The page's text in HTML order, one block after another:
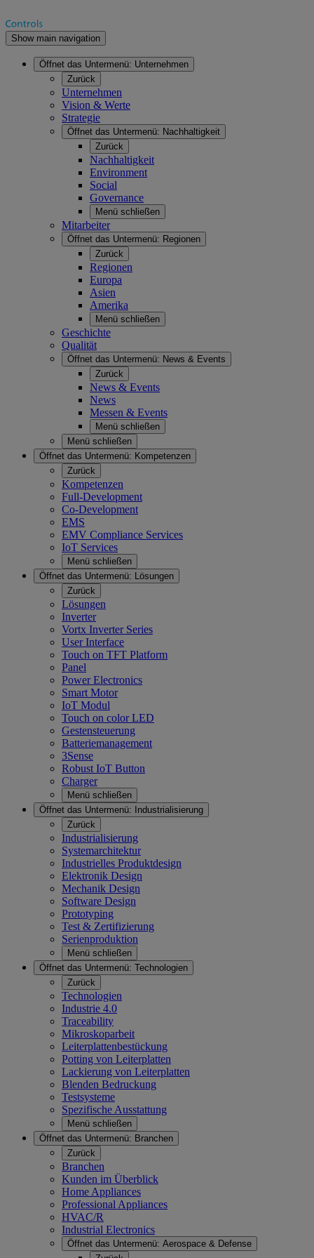
Show main navigation
Öffnet das Untermenü: Unternehmen
Zurück
Unternehmen
Vision & Werte
Strategie
Öffnet das Untermenü: Nachhaltigkeit
Zurück
Nachhaltigkeit
Environment
Social
Governance
Menü schließen
Mitarbeiter
Öffnet das Untermenü: Regionen
Zurück
Regionen
Europa
Asien
Amerika
Menü schließen
Geschichte
Qualität
Öffnet das Untermenü: News & Events
Zurück
News & Events
News
Messen & Events
Menü schließen
Menü schließen
Öffnet das Untermenü: Kompetenzen
Zurück
Kompetenzen
Full-Development
Co-Development
EMS
EMV Compliance Services
IoT Services
Menü schließen
Öffnet das Untermenü: Lösungen
Zurück
Lösungen
Inverter
Vortx Inverter Series
User Interface
Touch on TFT Platform
Panel
Power Electronics
Smart Motor
IoT Modul
Touch on color LED
Gestensteuerung
Batteriemanagement
3Sense
Robust IoT Button
Charger
Menü schließen
Öffnet das Untermenü:
Industrialisierung
Zurück
Industrialisierung
Systemarchitektur
Industrielles Produktdesign
Elektronik Design
Mechanik Design
Software Design
Prototyping
Test & Zertifizierung
Serienproduktion
Menü schließen
Öffnet das Untermenü: Technologien
Zurück
Technologien
Industrie 4.0
Traceability
Mikroskoparbeit
Leiterplattenbestückung
Potting von Leiterplatten
Lackierung von Leiterplatten
Blenden Bedruckung
Testsysteme
Spezifische Ausstattung
Menü schließen
Öffnet das Untermenü: Branchen
Zurück
Branchen
Kunden im Überblick
Home Appliances
Professional Appliances
HVAC/R
Industrial Electronics
Öffnet das Untermenü: Aerospace & Defense